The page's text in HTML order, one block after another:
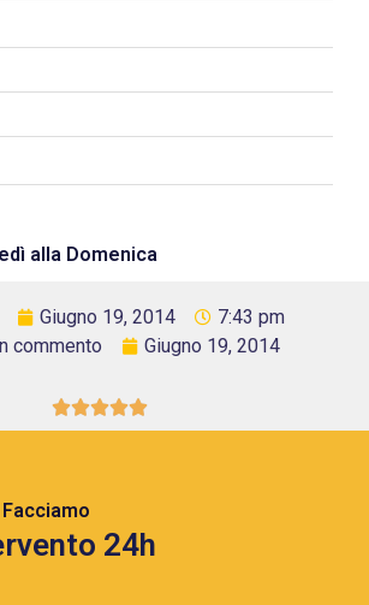
alla Domenica
Giugno 19, 2014
7:43 pm
commento
Giugno 19, 2014

24h